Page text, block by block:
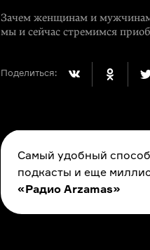
Зачем женщинам и мужчинам
мы и сейчас стремимся
Поделиться:
Самый удобный
подкасты и еще
«Радио Arzamas»